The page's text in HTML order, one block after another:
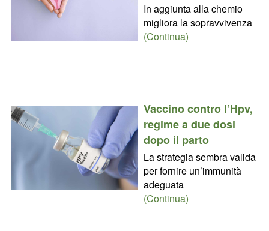
In aggiunta alla chemio
migliora la sopravvivenza
(Continua)
Vaccino contro l’Hpv,
regime a due dosi
dopo il parto
La strategia sembra valida
per fornire un’immunità
adeguata
(Continua)